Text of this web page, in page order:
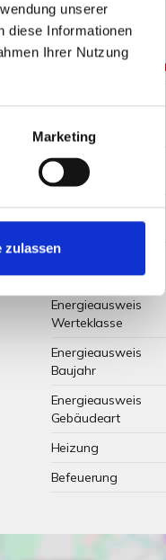
unserer
diese Informationen
Ihrer Nutzung
Marketing
zulassen
Weitere
Energieträger
Energieausweis
Ausstelldatum
Energieausweis
gültig bis
Energieausweis
Jahrgang
Energieausweis
Werteklasse
Energieausweis
Baujahr
Energieausweis
Gebäudeart
Heizung
Befeuerung